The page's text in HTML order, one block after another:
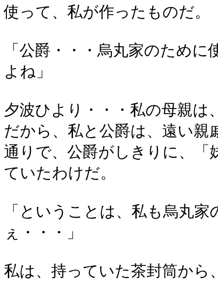
使って、私が作ったものだ。
「公爵・・・烏丸家のため
よね」
夕波ひより・・・私の母親は
だから、私と公爵は、遠い
通りで、公爵がしきりに、「
ていたわけだ。
「ということは、私も烏丸
ぇ・・・」
私は、持っていた茶封筒から